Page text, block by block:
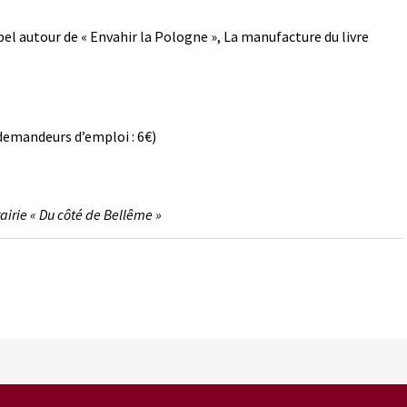
autour de « Envahir la Pologne », La manufacture du livre
d’emploi : 6€)
« Du côté de Bellême »